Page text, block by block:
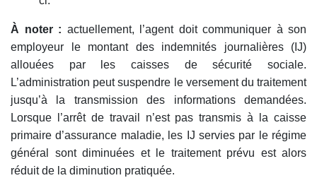
À noter : actuellement, l’agent doit communiquer à son
employeur le montant des indemnités journalières (IJ)
allouées par les caisses de sécurité sociale.
L’administration peut suspendre le versement du traitement
jusqu’à la transmission des informations demandées.
Lorsque l’arrêt de travail n’est pas transmis à la caisse
primaire d’assurance maladie, les IJ servies par le régime
général sont diminuées et le traitement prévu est alors
réduit de la diminution pratiquée.